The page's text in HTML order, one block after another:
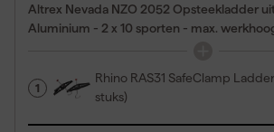
Altrex Nevada NZO 2052 Opsteekladder
Aluminium - 2 x 10 sporten - max.
1
Rhino RAS31 SafeClamp
stuks)